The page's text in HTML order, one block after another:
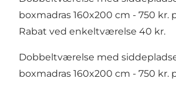
boxmadras 160x200 cm - 750 kr.
Rabat ved enkeltværelse 40 kr.
Dobbeltværelse med
boxmadras 160x200 cm - 750 kr.